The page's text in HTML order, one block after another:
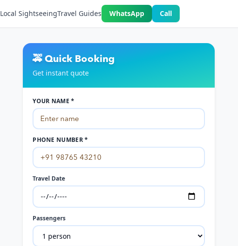
Local SightseeingTravel Guides WhatsApp Call
🚕 Quick Booking
Get instant quote
YOUR NAME *
PHONE NUMBER *
Travel Date
Passengers